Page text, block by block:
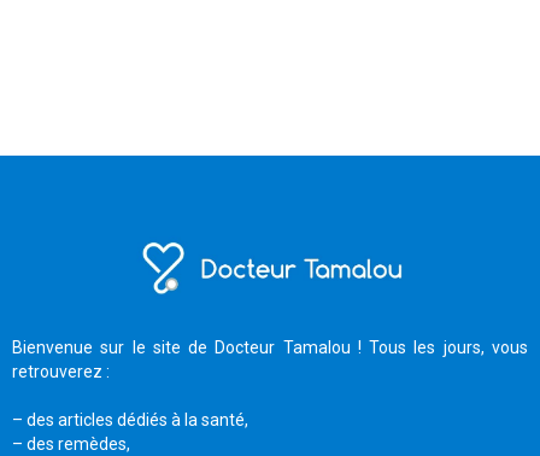
Bienvenue sur le site de Docteur Tamalou ! Tous les jours, vous
retrouverez :
– des articles dédiés à la santé,
– des remèdes,